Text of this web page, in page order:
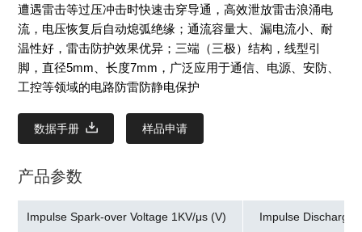
遭遇雷击等过压冲击时快速击穿导通，高效泄放雷击浪涌电
流，电压恢复后自动熄弧绝缘；通流容量大、漏电流小、耐
温性好，雷击防护效果优异；三端（三极）结构，线型引
脚，直径5mm、长度7mm，广泛应用于通信、电源、安防、
工控等领域的电路防雷防静电保护
数据手册 样品申请
产品参数
Impulse Spark-over Voltage 1KV/μs (V) Impulse Discharge